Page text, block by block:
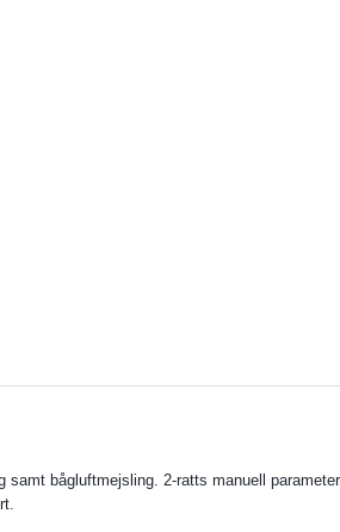
bågluftmejsling. 2-ratts manuell